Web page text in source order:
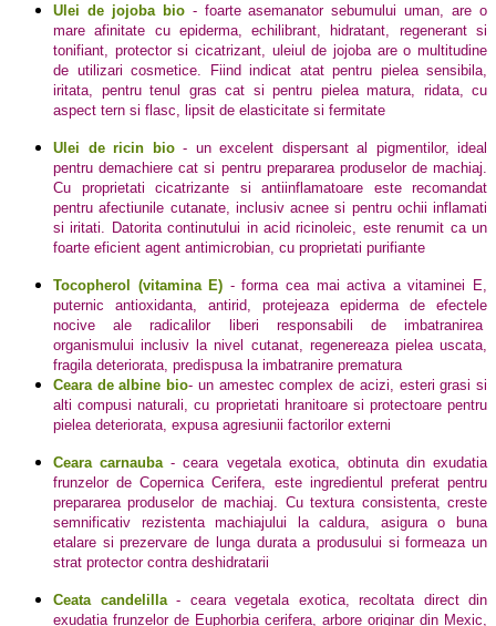
Ulei de jojoba bio - foarte asemanator sebumului uman, are o
mare afinitate cu epiderma, echilibrant, hidratant, regenerant si
tonifiant, protector si cicatrizant, uleiul de jojoba are o multitudine
de utilizari cosmetice. Fiind indicat atat pentru pielea sensibila,
iritata, pentru tenul gras cat si pentru pielea matura, ridata, cu
aspect tern si flasc, lipsit de elasticitate si fermitate
Ulei de ricin bio - un excelent dispersant al pigmentilor, ideal
pentru demachiere cat si pentru prepararea produselor de machiaj.
Cu proprietati cicatrizante si antiinflamatoare este recomandat
pentru afectiunile cutanate, inclusiv acnee si pentru ochii inflamati
si iritati. Datorita continutului in acid ricinoleic, este renumit ca un
foarte eficient agent antimicrobian, cu proprietati purifiante
Tocopherol (vitamina E) - forma cea mai activa a vitaminei E,
puternic antioxidanta, antirid, protejeaza epiderma de efectele
nocive ale radicalilor liberi responsabili de imbatranirea
organismului inclusiv la nivel cutanat, regenereaza pielea uscata,
fragila deteriorata, predispusa la imbatranire prematura
Ceara de albine bio- un amestec complex de acizi, esteri grasi si
alti compusi naturali, cu proprietati hranitoare si protectoare pentru
pielea deteriorata, expusa agresiunii factorilor externi
Ceara carnauba - ceara vegetala exotica, obtinuta din exudatia
frunzelor de Copernica Cerifera, este ingredientul preferat pentru
prepararea produselor de machiaj. Cu textura consistenta, creste
semnificativ rezistenta machiajului la caldura, asigura o buna
etalare si prezervare de lunga durata a produsului si formeaza un
strat protector contra deshidratarii
Ceata candelilla - ceara vegetala exotica, recoltata direct din
exudatia frunzelor de Euphorbia cerifera, arbore originar din Mexic,